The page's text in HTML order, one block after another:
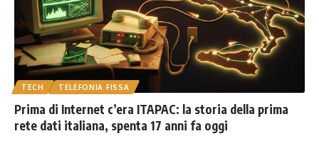
TECH TELEFONIA FISSA
Prima di Internet c’era ITAPAC: la storia della prima
rete dati italiana, spenta 17 anni fa oggi